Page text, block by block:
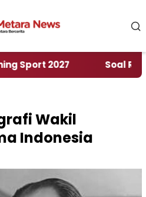
2027 ‎Soal Rencana
Wakil
Indonesia